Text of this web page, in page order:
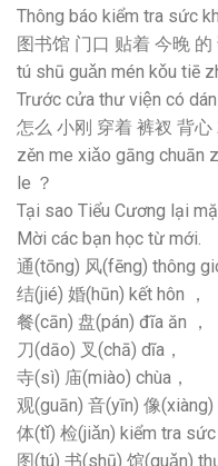
Thông báo kiểm tra sức
图书馆 门口 贴着 今晚 的
tú shū guǎn mén kǒu tiē
Trước cửa thư viện có
怎么 小刚 穿着 裤衩 背心
zěn me xiǎo gāng chuān
le ？
Tại sao Tiểu Cương lại
Mời các bạn học từ mới.
通(tōng) 风(fēng) thông
结(jié) 婚(hūn) kết hôn ，
餐(cān) 盘(pán) đĩa ăn ，
刀(dāo) 叉(chā) dĩa，
寺(sì) 庙(miào) chùa，
观(guān) 音(yīn) 像(xiàng)
体(tǐ) 检(jiǎn) kiểm tra sức
图(tú) 书(shū) 馆(guǎn)